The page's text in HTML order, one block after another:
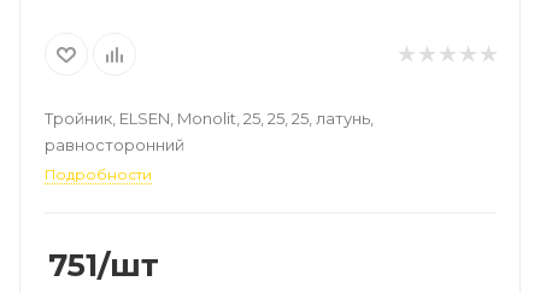
Тройник, ELSEN, Monolit, 25, 25, 25, латунь,
равносторонний
Подробности
751/шт